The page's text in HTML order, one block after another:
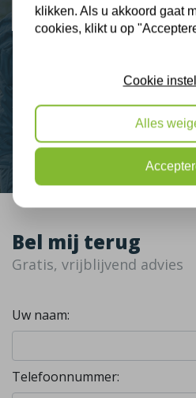
9,3
Bel mij terug
Gratis, vrijblijvend advies
Uw naam:
Telefoonnummer:
klikken. Als u akkoord gaat
cookies, klikt u op
Cookie
Alles